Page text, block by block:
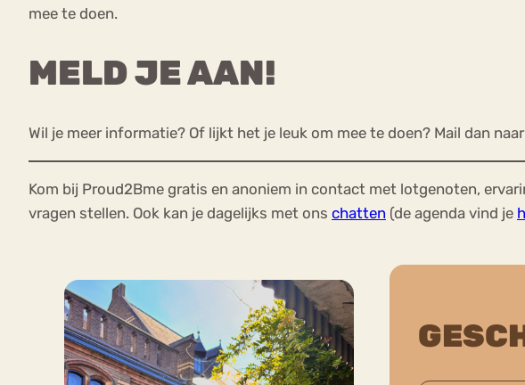
mee te doen.
MELD JE AAN!
Wil je meer informatie? Of lijkt het je leuk om mee te doen? Mail dan
Kom bij Proud2Bme gratis en anoniem in contact met lotgenoten,
vragen stellen. Ook kan je dagelijks met ons chatten (de agenda vind je